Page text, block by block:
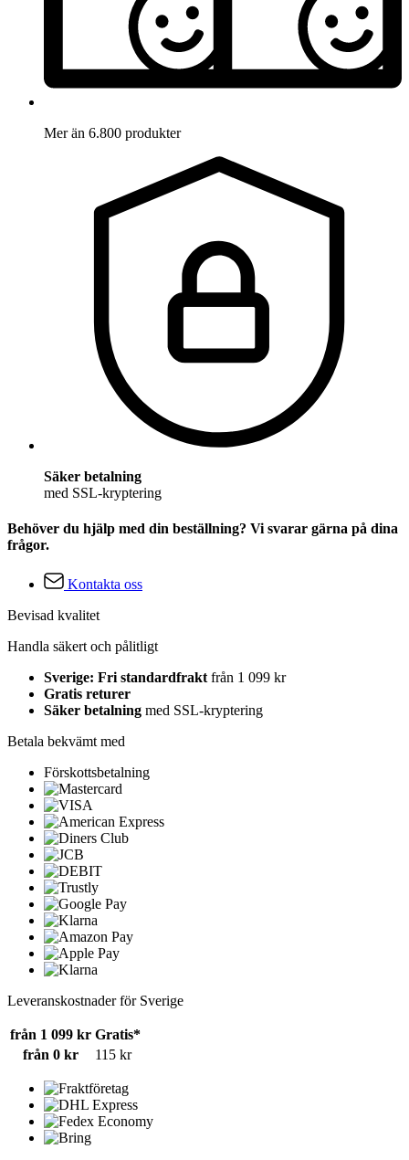
Mer än 6.800 produkter
Säker betalning
med SSL-kryptering
Behöver du hjälp med din beställning? Vi svarar gärna på dina
frågor.
Kontakta oss
Bevisad kvalitet
Handla säkert och pålitligt
Sverige: Fri standardfraktfrån 1 099 kr
Gratis returer
Säker betalning med SSL-kryptering
Betala bekvämt med
Förskottsbetalning
Leveranskostnader för Sverige
från 1 099 kr Gratis*
från 0 kr
115 kr